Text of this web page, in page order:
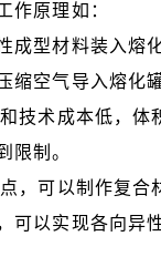
作原理如：
成型材料装入熔
缩空气导入熔化
技术成本低，体
限制。
，可以制作复合
可以实现各向异